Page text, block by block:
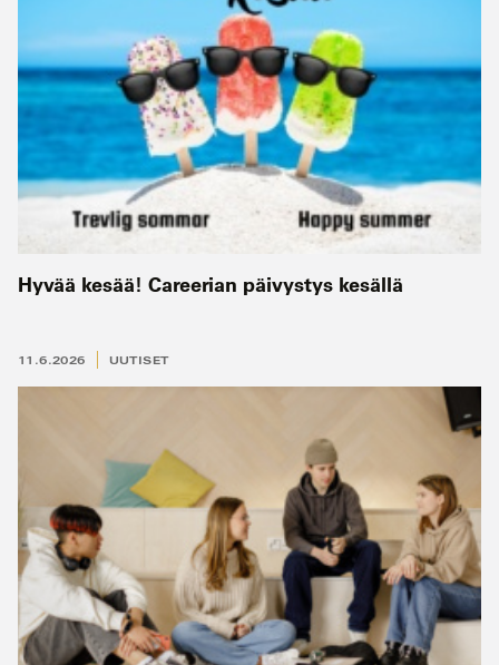
Hyvää kesää! Careerian päivystys kesällä
11.6.2026 UUTISET